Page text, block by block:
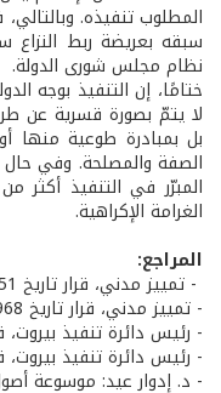
المطلوب تنفيذه.
نظام مجلس شورى الدولة.
ختامًا، إن التنفيذ بوجه
لا يتمّ بصورة قسرية عن
بل بمبادرة طوعية منها
الصفة والمصلحة. وفي حال
المبرّر في التنفيذ أكثر
الغرامة الإكراهية.
المراجع:
- تمييز مدني، قرار تاريخ 31/10/1951.
- تمييز مدني، قرار تاريخ 7/5/1968.
- رئيس دائرة تنفيذ بيروت، قرار
- رئيس دائرة تنفيذ بيروت، قرار
- د. إدوار عيد: موسوعة